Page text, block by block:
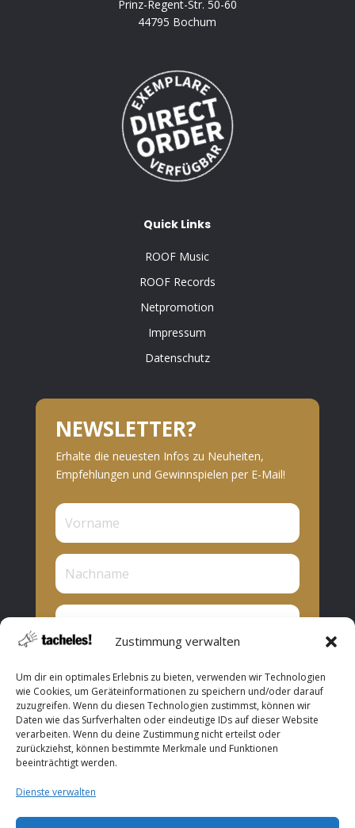
Zustimmung verwalten
Um dir ein optimales Erlebnis zu bieten, verwenden wir Technologien
wie Cookies, um Geräteinformationen zu speichern und/oder darauf
zuzugreifen. Wenn du diesen Technologien zustimmst, können wir
Daten wie das Surfverhalten oder eindeutige IDs auf dieser Website
verarbeiten. Wenn du deine Zustimmung nicht erteilst oder
zurückziehst, können bestimmte Merkmale und Funktionen
beeinträchtigt werden.
Dienste verwalten
Prinz-Regent-Str. 50-60
44795 Bochum
Quick Links
ROOF Music
ROOF Records
Netpromotion
Impressum
Datenschutz
NEWSLETTER?
Erhalte die neuesten Infos zu Neuheiten,
Empfehlungen und Gewinnspielen per E-Mail!
Privat
Presse
Abonnieren